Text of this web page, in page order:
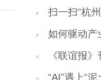
扫一扫“杭
如何驱动产
《联谊报
“AI”遇上“